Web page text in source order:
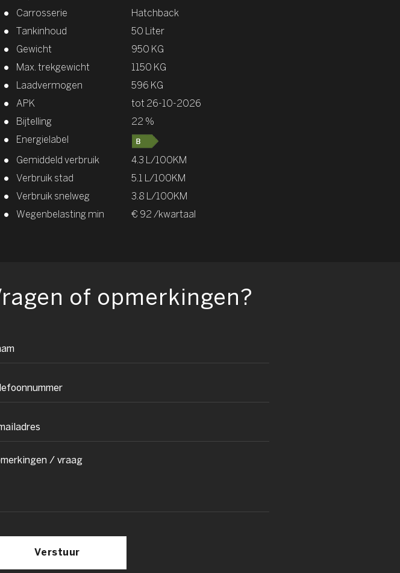
Carrosserie
Hatchback
Tankinhoud
50 Liter
Gewicht
950 KG
Max. trekgewicht
1150 KG
Laadvermogen
596 KG
APK
tot 26-10-2026
Bijtelling
22 %
Energielabel
Gemiddeld verbruik
4.3 L/100KM
Verbruik stad
5.1 L/100KM
Verbruik snelweg
3.8 L/100KM
Wegenbelasting min
€ 92 /kwartaal
of opmerkingen?
Verstuur